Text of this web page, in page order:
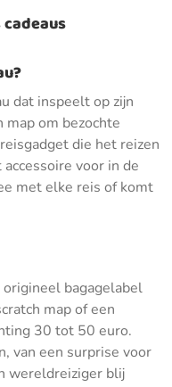
dat inspeelt op zijn
map om bezochte
die het reizen
voor in de
met elke reis of komt
bagagelabel
map of een
30 tot 50 euro.
van een surprise voor
wereldreiziger blij